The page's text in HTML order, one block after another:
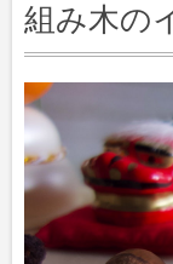
組み木の